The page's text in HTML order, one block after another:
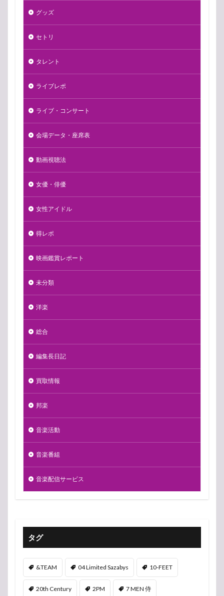
グッズ
セトリ
タレント
ライブレポ
ライブ・コンサート
会場データ・座席表
動画視聴法
女優・俳優
女性アイドル
得レポ
映画鑑賞レポート
未分類
洋楽
総合
編集長日記
買取情報
邦楽
音楽活動
音楽番組
音楽配信サービス
タグ
&TEAM 04 Limited Sazabys 10-FEET
20th Century 2PM 7 MEN 侍